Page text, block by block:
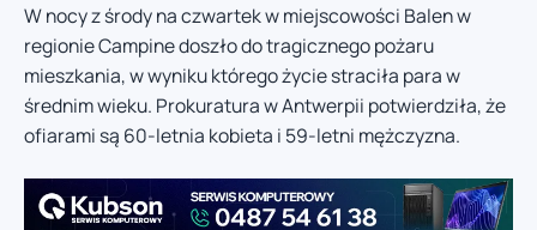
W nocy z środy na czwartek w miejscowości Balen w
regionie Campine doszło do tragicznego pożaru
mieszkania, w wyniku którego życie straciła para w
średnim wieku. Prokuratura w Antwerpii potwierdziła, że
ofiarami są 60-letnia kobieta i 59-letni mężczyzna.